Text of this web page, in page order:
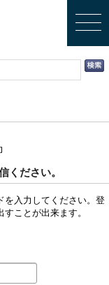
ください。
を入力してください。登
ことが出来ます。